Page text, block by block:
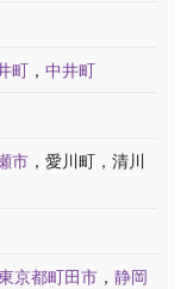
町 ， 中井町
市 ，愛川町，清川
京都町田市 ， 静岡